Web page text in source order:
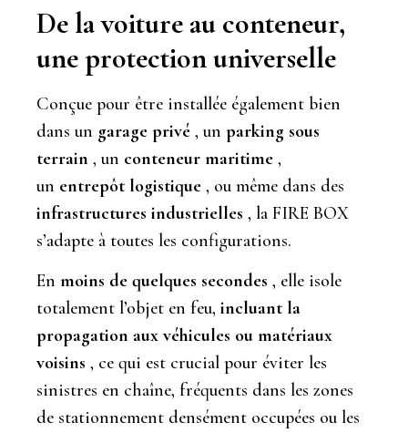
De la voiture au conteneur,
une protection universelle
Conçue pour être installée également bien
dans un garage privé , un parking sous
terrain , un conteneur maritime ,
un entrepôt logistique , ou même dans des
infrastructures industrielles , la FIRE BOX
s’adapte à toutes les configurations.
En moins de quelques secondes , elle isole
totalement l’objet en feu, incluant la
propagation aux véhicules ou matériaux
voisins , ce qui est crucial pour éviter les
sinistres en chaîne, fréquents dans les zones
de stationnement densément occupées ou les